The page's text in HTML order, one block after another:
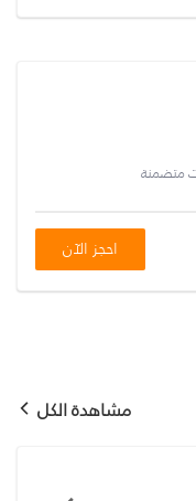
متضمنة
احجز الآن
مشاهدة الكل